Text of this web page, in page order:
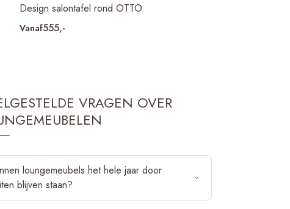
Design salontafel rond OTTO
Vanaf555,-
VRAGEN OVER
loungemeubels het hele jaar door
blijven staan?